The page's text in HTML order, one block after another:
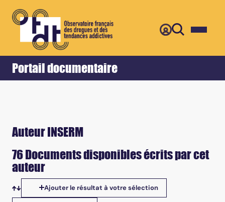
Portail documentaire
Accueil Retour
Auteur INSERM
76 Documents disponibles écrits par cet
auteur
Tris disponibles
Ajouter le résultat à votre sélection